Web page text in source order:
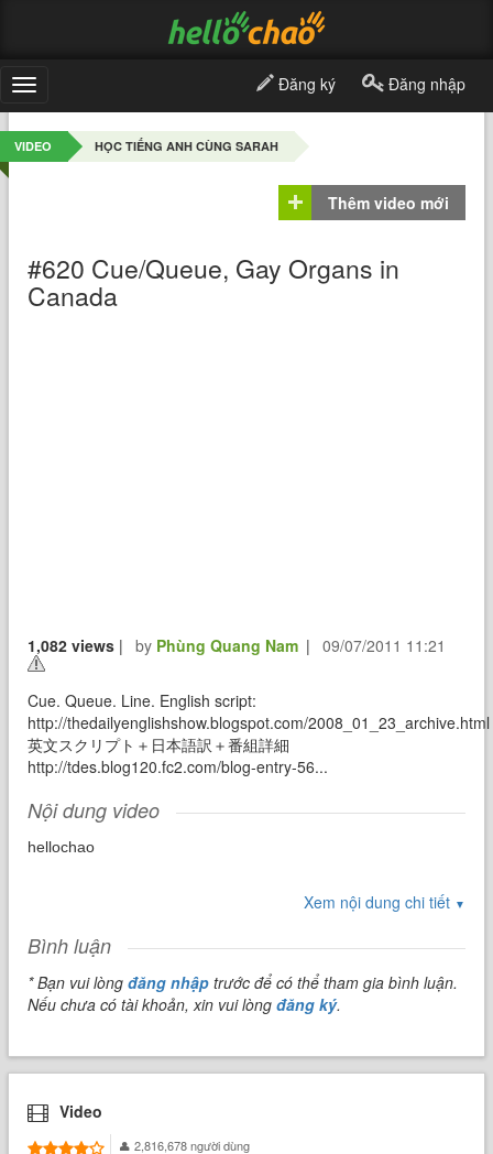
Toggle
navigation
Đăng ký Đăng nhập
VIDEO HỌC TIẾNG ANH CÙNG SARAH
Thêm video mới
#620 Cue/Queue, Gay Organs in
Canada
1,082 views | by Phùng Quang Nam | 09/07/2011 11:21
Cue. Queue. Line. English script:
http://thedailyenglishshow.blogspot.com/2008_01_23_archive.html
英文スクリプト＋日本語訳＋番組詳細
http://tdes.blog120.fc2.com/blog-entry-56...
Nội dung video
hellochao
Xem nội dung chi tiết ▼
Bình luận
* Bạn vui lòngđăng nhập trước để có thể tham gia bình luận.
Nếu chưa có tài khoản, xin vui lòngđăng ký.
Video
2,816,678 người dùng